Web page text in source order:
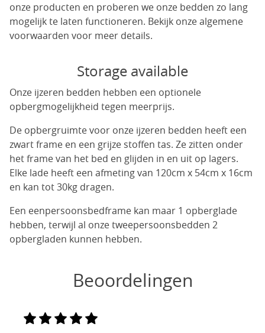
onze producten en proberen we onze bedden zo lang
mogelijk te laten functioneren. Bekijk onze algemene
voorwaarden voor meer details.
Storage available
Onze ijzeren bedden hebben een optionele
opbergmogelijkheid tegen meerprijs.
De opbergruimte voor onze ijzeren bedden heeft een
zwart frame en een grijze stoffen tas. Ze zitten onder
het frame van het bed en glijden in en uit op lagers.
Elke lade heeft een afmeting van 120cm x 54cm x 16cm
en kan tot 30kg dragen.
Een eenpersoonsbedframe kan maar 1 opberglade
hebben, terwijl al onze tweepersoonsbedden 2
opbergladen kunnen hebben.
Beoordelingen